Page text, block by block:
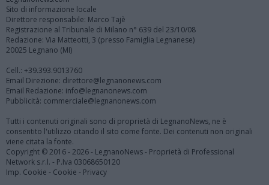
Sito di informazione locale
Direttore responsabile: Marco Tajè
Registrazione al Tribunale di Milano n° 639 del 23/10/08
Redazione: Via Matteotti, 3 (presso Famiglia Legnanese)
20025 Legnano (MI)
Cell.: +39.393.9013760
Email Direzione: direttore@legnanonews.com
Email Redazione: info@legnanonews.com
Pubblicità: commerciale@legnanonews.com
Tutti i contenuti originali sono di proprietà di LegnanoNews, ne è
consentito l'utilizzo citando il sito come fonte. Dei contenuti non originali
viene citata la fonte.
Copyright © 2016 - 2026 - LegnanoNews - Proprietà di Professional
Network s.r.l. - P.Iva 03068650120
Imp. Cookie - Cookie - Privacy